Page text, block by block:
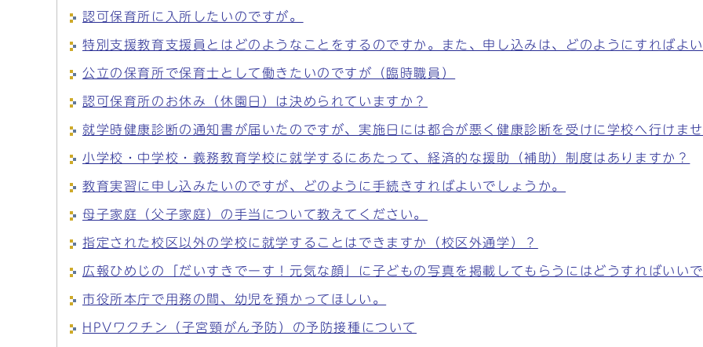
認可保育所に入所したいのですが。
特別支援教育支援員とはどのようなことをするのですか。また、申し込みは、どのようにすればよい
公立の保育所で保育士として働きたいのですが（臨時職員）
認可保育所のお休み（休園日）は決められていますか？
就学時健康診断の通知書が届いたのですが、実施日には都合が悪く健康診断を受けに学校へ行けま
小学校・中学校・義務教育学校に就学するにあたって、経済的な援助（補助）制度はありますか？
教育実習に申し込みたいのですが、どのように手続きすればよいでしょうか。
母子家庭（父子家庭）の手当について教えてください。
指定された校区以外の学校に就学することはできますか（校区外通学）？
広報ひめじの「だいすきでーす！元気な顔」に子どもの写真を掲載してもらうにはどうすればいいで
市役所本庁で用務の間、幼児を預かってほしい。
HPVワクチン（子宮頸がん予防）の予防接種について